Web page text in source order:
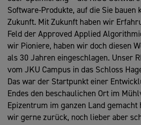
Software-Produkte, auf die Sie bauen
Zukunft. Mit Zukunft haben wir
Feld der Approved Applied
wir Pioniere, haben wir doch diesen
als 30 Jahren eingeschlagen. Unser
vom JKU Campus in das Schloss
Das war der Startpunkt einer
Endes den beschaulichen Ort im
Epizentrum im ganzen Land gemacht
wir gerne zurück, noch lieber aber